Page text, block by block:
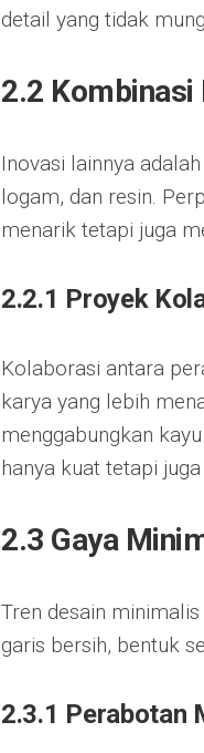
detail yang tidak
2.2
Inovasi lainnya
logam, dan resin.
menarik tetapi juga
2.2.1 Proyek
Kolaborasi antara
karya yang lebih
menggabungkan
hanya kuat tetapi
2.3 Gaya
Tren desain
garis bersih, bentuk
2.3.1 Perabotan